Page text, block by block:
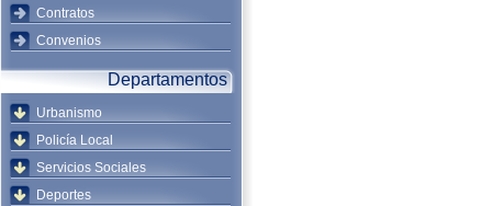
Contratos
Convenios
Departamentos
Urbanismo
Policía Local
Servicios Sociales
Deportes